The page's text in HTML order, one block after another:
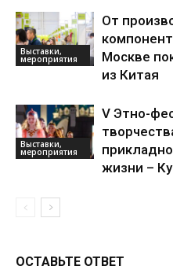
Выставки,
мероприятия
От
Москве
из Китая
Выставки,
мероприятия
V Этно-
жизни –
ОСТАВЬТЕ ОТВЕТ